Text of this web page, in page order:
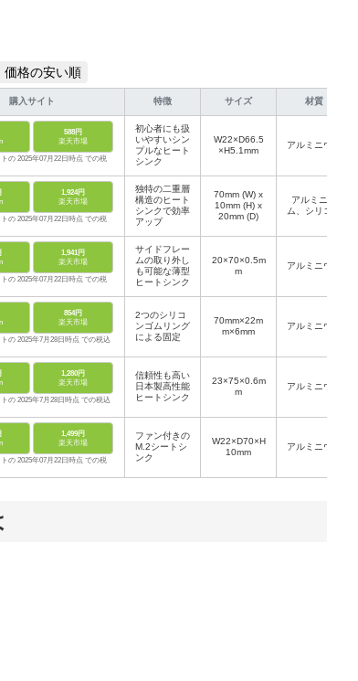
価格の安い順
購入サイト 特徴 サイズ 材質
588円
楽天市場
の 2025年07月22日時点 での税
初心者にも扱
いやすいシン
プルなヒート
シンク
W22×D66.5
×H5.1mm
アルミニウム
1,924円
楽天市場
の 2025年07月22日時点 での税
独特の二重層
構造のヒート
シンクで効率
アップ
70mm (W) x
10mm (H) x
20mm (D)
アルミニウ
ム、シリコン
1,941円
楽天市場
の 2025年07月22日時点 での税
サイドフレー
ムの取り外し
も可能な薄型
ヒートシンク
20×70×0.5m
m
アルミニウム
854円
楽天市場
の 2025年7月28日時点 での税込
2つのシリコ
ンゴムリング
による固定
70mm×22m
m×6mm
アルミニウム
1,280円
楽天市場
の 2025年7月28日時点 での税込
信頼性も高い
日本製高性能
ヒートシンク
23×75×0.6m
m
アルミニウム
1,499円
楽天市場
の 2025年07月22日時点 での税
ファン付きの
M.2シートシ
ンク
W22×D70×H
10mm
アルミニウム